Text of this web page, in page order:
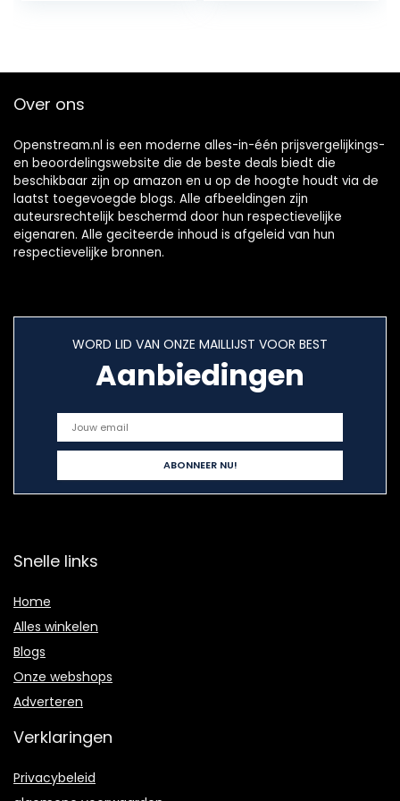
Over ons
Openstream.nl is een moderne alles-in-één prijsvergelijkings-
en beoordelingswebsite die de beste deals biedt die
beschikbaar zijn op amazon en u op de hoogte houdt via de
laatst toegevoegde blogs. Alle afbeeldingen zijn
auteursrechtelijk beschermd door hun respectievelijke
eigenaren. Alle geciteerde inhoud is afgeleid van hun
respectievelijke bronnen.
WORD LID VAN ONZE MAILLIJST VOOR BEST
Aanbiedingen
Snelle links
Home
Alles winkelen
Blogs
Onze webshops
Adverteren
Verklaringen
Privacybeleid